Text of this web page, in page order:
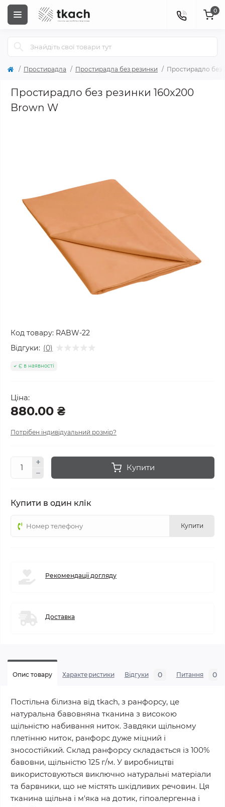
0
Простирадла Простирадла без резинки Простирадло без
Простирадло без резинки 160x200
Brown W
Код товару: RABW-22
Відгуки: (0)
Є в наявності
Ціна:
880.00 ₴
Потрібен індивідуальний розмір?
Купити
Купити в один клік
Купити
Рекомендації догляду
Доставка
Опис товару Характеристики Відгуки 0 Питання 0
Постільна білизна від tkach, з ранфорсу, це
натуральна бавовняна тканина з високою
щільністю набивання ниток. Завдяки щільному
плетінню ниток, ранфорс дуже міцний і
зносостійкий. Склад ранфорсу складається із 100%
бавовни, щільністю 125 г/м. У виробництві
використовуються виключно натуральні матеріали
та барвники, що не містять шкідливих речовин. Ця
тканина щільна і м'яка на дотик, гіпоалергенна і